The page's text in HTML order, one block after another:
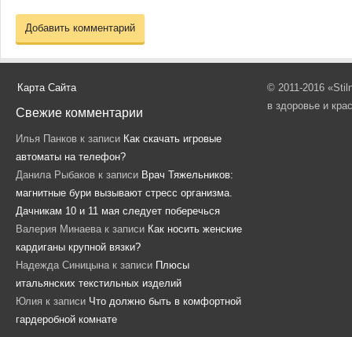
Карта Сайта
Свежие комментарии
Илья Панков к записи Как скачать игровые
автоматы на телефон?
Данила Рыбаков к записи Врач Тяжельников:
магнитные бури вызывают стресс организма.
Дачникам 10 и 11 мая следует поберечься
Валерия Минаева к записи Как носить женские
кардиганы крупной вязки?
Надежда Синицына к записи Плюсы
итальянских текстильных изделий
Юлия к записи Что должно быть в комфортной
гардеробной комнате
© 2011-2016
в здоровье и